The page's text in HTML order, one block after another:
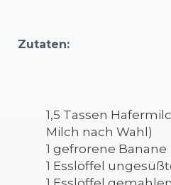
Zutaten:
1,5 Tassen
Milch nach Wahl)
1 gefrorene Banane
1 Esslöffel